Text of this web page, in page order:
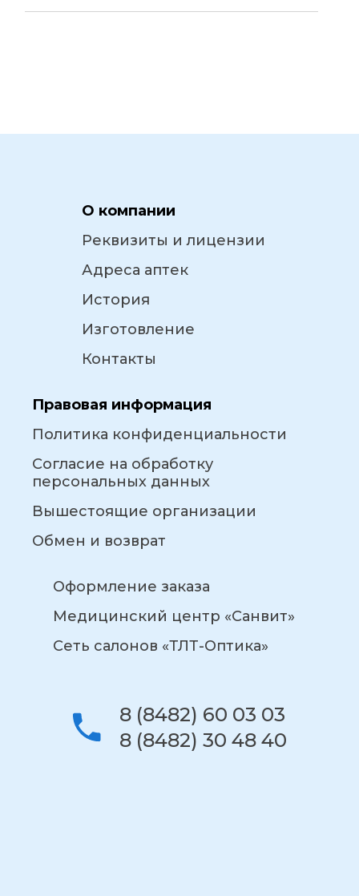
О компании
Реквизиты и лицензии
Адреса аптек
История
Изготовление
Контакты
Правовая информация
Политика конфиденциальности
Согласие на обработку
персональных данных
Вышестоящие организации
Обмен и возврат
Оформление заказа
Медицинский центр «Санвит»
Сеть салонов «ТЛТ-Оптика»
8 (8482) 60 03 03
8 (8482) 30 48 40